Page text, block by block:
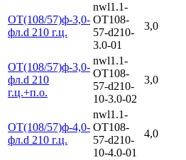
ОТ(108/57)ф-3,0-
фл.d 210 г.ц.
nwl1.1-
ОТ108-
57-d210-
3.0-01
3,0
ОТ(108/57)ф-3,0-
фл.d 210
г.ц.+п.о.
nwl1.1-
ОТ108-
57-d210-
10-3.0-02
3,0
ОТ(108/57)ф-4,0-
фл.d 210 г.ц.
nwl1.1-
ОТ108-
57-d210-
10-4.0-01
4,0